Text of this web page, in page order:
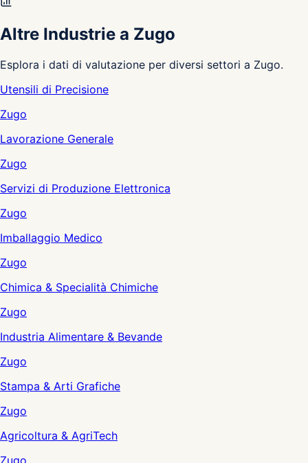
Altre Industrie a Zugo
Esplora i dati di valutazione per diversi settori a Zugo.
Utensili di Precisione
Zugo
Lavorazione Generale
Zugo
Servizi di Produzione Elettronica
Zugo
Imballaggio Medico
Zugo
Chimica & Specialità Chimiche
Zugo
Industria Alimentare & Bevande
Zugo
Stampa & Arti Grafiche
Zugo
Agricoltura & AgriTech